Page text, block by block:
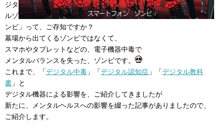
ジタ
ルゾ
ンビ」って、ご存知ですか？
墓場から出てくるゾンビではなくて、
スマホやタブレットなどの、電子機器中毒で
メンタルバランスを失った、ゾンビです。
これまで、「デジタル中毒 」「デジタル認知症 」「デジタル教科
書 」と
デジタル機器による影響を、ご紹介してきましたが
新たに、メンタルヘルスへの影響を綴った記事がありましたので、
ご紹介します。